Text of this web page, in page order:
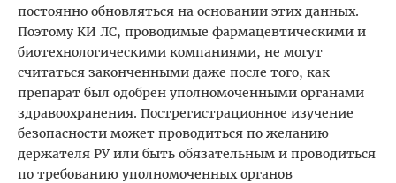
постоянно обновляться на основании этих данных.
Поэтому КИ ЛС, проводимые фармацевтическими и
биотехнологическими компаниями, не могут
считаться законченными даже после того, как
препарат был одобрен уполномоченными органами
здравоохранения. Пострегистрационное изучение
безопасности может проводиться по желанию
держателя РУ или быть обязательным и проводиться
по требованию уполномоченных органов